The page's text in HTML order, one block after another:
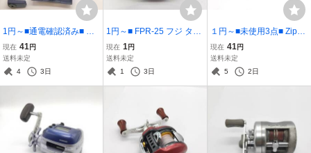
1円～■通電確認済み■ 探
見丸 シマノ CV-FISH SHI
MANO 探見丸CV 【1327
0】
現在 41円
送料未定
4
3日
1円～■ FPR-25 フジ タイ
コリール チヌ 黒鯛 FUJI J
APAN 【13277】
現在 1円
送料未定
1
3日
１円～■未使用3点■ Zippo
ジッポー Navy Wing アメ
リカ海軍 ウィング 1995/
帆船 シルバー アイボリー
現在 41円
送料未定
5
2日